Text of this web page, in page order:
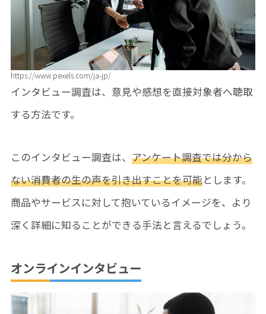
https://www.pexels.com/ja-jp/
インタビュー調査は、意見や感想を直接対象者へ聴取
する方法です。
このインタビュー調査は、 アンケート調査では分から
ない消費者の生の声を引き出すことを可能とします。
商品やサービスに対して抱いているイメージを、より
深く詳細に知ることができる手法と言えるでしょう。
オンラインインタビュー